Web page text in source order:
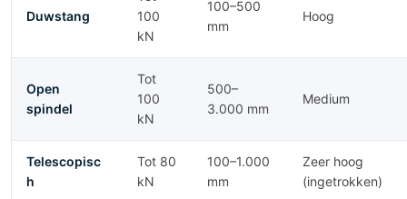
Duwstang
100
kN
100–500
mm
Hoog
Open
spindel
Tot
100
kN
500–
3.000 mm
Medium
Telescopisc
h
Tot 80
kN
100–1.000
mm
Zeer hoog
(ingetrokken)